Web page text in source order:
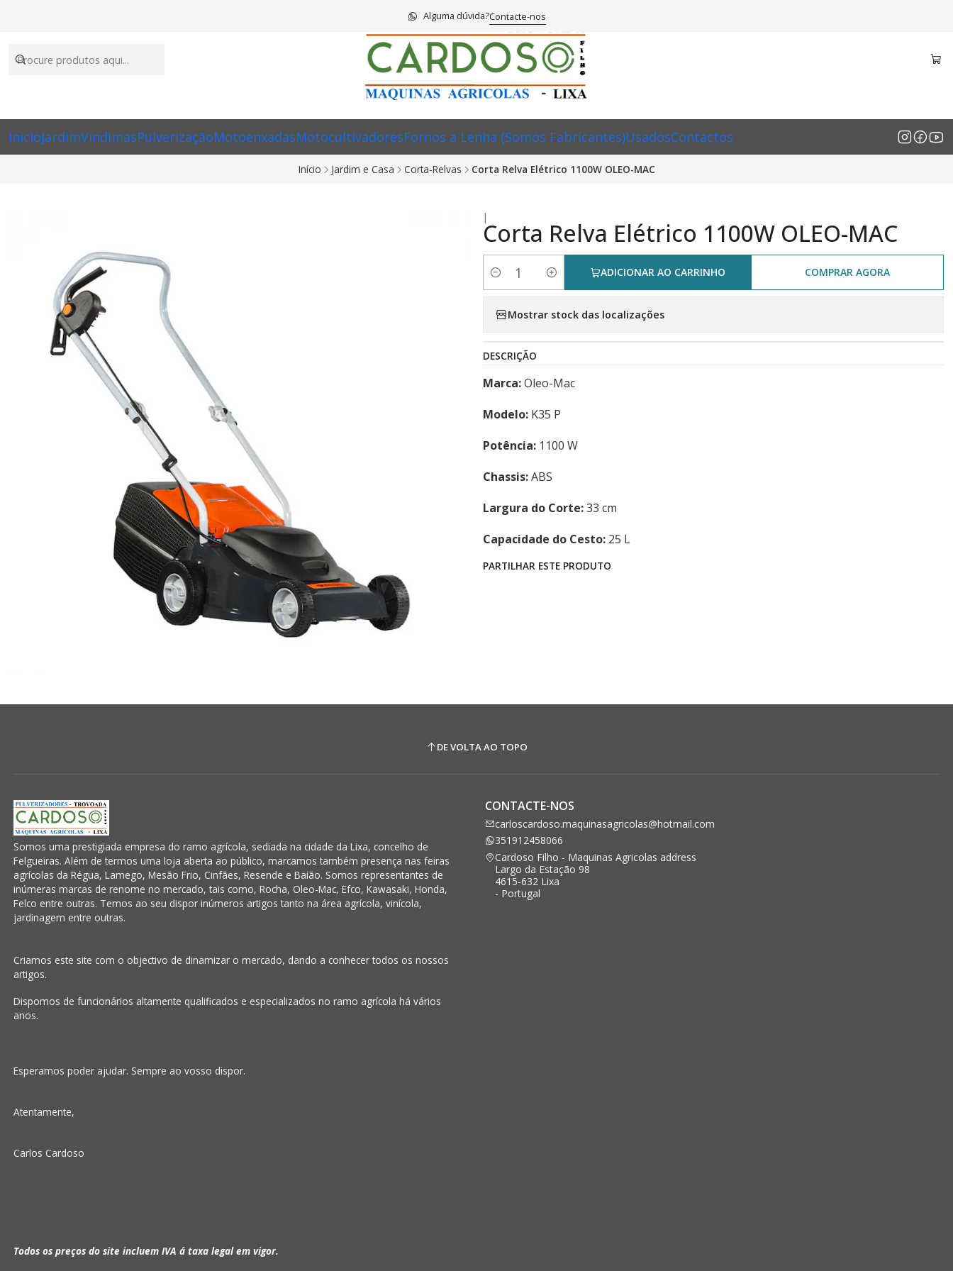
InicioJardimVindimasPulverizaçãoMotoenxadasMotocultivadoresFornos a Lenha (Somos Fabricantes)UsadosContactos
Alguma dúvida?Contacte-nos
Início Jardim e Casa Corta-Relvas Corta Relva Elétrico 1100W OLEO-MAC
|
Corta Relva Elétrico 1100W OLEO-MAC
Quantidade
ADICIONAR AO CARRINHO COMPRAR AGORA
Mostrar stock das localizações
DESCRIÇÃO
Marca:Oleo-Mac
Modelo: K35 P
Potência: 1100 W
Chassis:ABS
Largura do Corte:33 cm
Capacidade do Cesto: 25 L
PARTILHAR ESTE PRODUTO
DE VOLTA AO TOPO
Somos uma prestigiada empresa do ramo agrícola, sediada na cidade da Lixa, concelho de
Felgueiras. Além de termos uma loja aberta ao público, marcamos também presença nas feiras
agrícolas da Régua, Lamego, Mesão Frio, Cinfães, Resende e Baião. Somos representantes de
inúmeras marcas de renome no mercado, tais como, Rocha, Oleo-Mac, Efco, Kawasaki, Honda,
Felco entre outras. Temos ao seu dispor inúmeros artigos tanto na área agrícola, vinícola,
jardinagem entre outras.
Criamos este site com o objectivo de dinamizar o mercado, dando a conhecer todos os nossos
artigos.
Dispomos de funcionários altamente qualificados e especializados no ramo agrícola há vários
anos.
Esperamos poder ajudar. Sempre ao vosso dispor.
Atentamente,
Carlos Cardoso
Todos os preços do site incluem IVA á taxa legal em vigor.
CONTACTE-NOS
carloscardoso.maquinasagricolas@hotmail.com
351912458066
Cardoso Filho - Maquinas Agricolas address
Largo da Estação 98
4615-632 Lixa
- Portugal